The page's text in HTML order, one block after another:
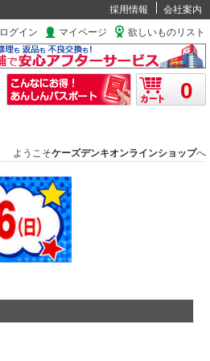
採用情報
会社案内
ログイン マイページ 欲しいものリスト
0
ようこそケーズデンキオンラインショップへ